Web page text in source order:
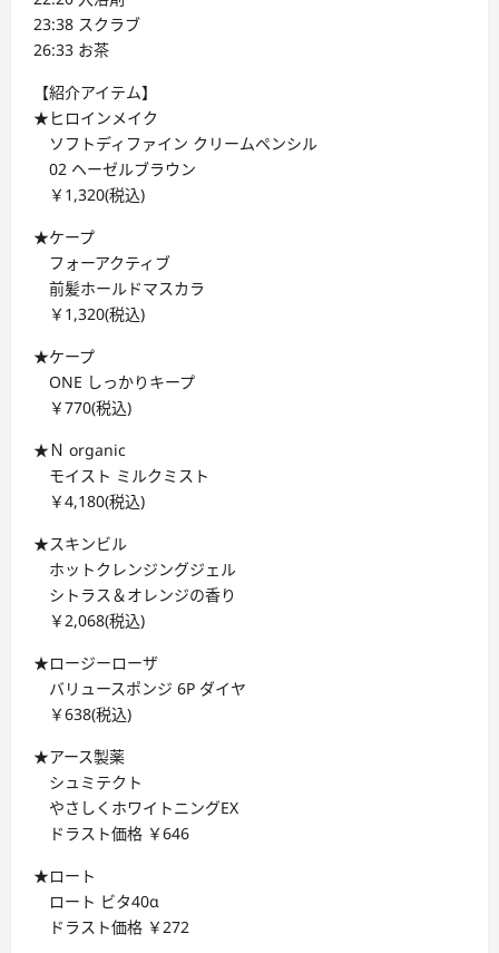
23:38 スクラブ
26:33 お茶
【紹介アイテム】
★ヒロインメイク
ソフトディファイン クリームペンシル
02 ヘーゼルブラウン
￥1,320(税込)
★ケープ
フォーアクティブ
前髪ホールドマスカラ
￥1,320(税込)
★ケープ
ONE しっかりキープ
￥770(税込)
★Ｎ organic
モイスト ミルクミスト
￥4,180(税込)
★スキンビル
ホットクレンジングジェル
シトラス＆オレンジの香り
￥2,068(税込)
★ロージーローザ
バリュースポンジ 6P ダイヤ
￥638(税込)
★アース製薬
シュミテクト
やさしくホワイトニングEX
ドラスト価格 ￥646
★ロート
ロート ビタ40α
ドラスト価格 ￥272